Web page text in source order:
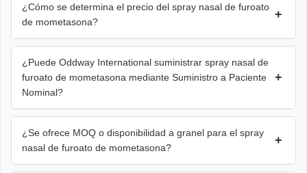
¿Cómo se determina el precio del spray nasal de furoato
de mometasona?
+
¿Puede Oddway International suministrar spray nasal de
furoato de mometasona mediante Suministro a Paciente
Nominal?
+
¿Se ofrece MOQ o disponibilidad a granel para el spray
nasal de furoato de mometasona?
+